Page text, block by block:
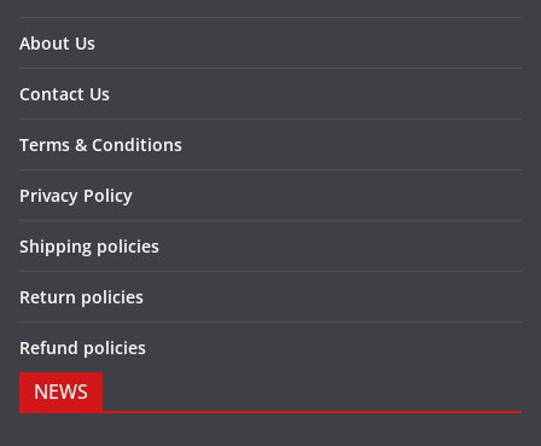
About Us
Contact Us
Terms & Conditions
Privacy Policy
Shipping policies
Return policies
Refund policies
NEWS